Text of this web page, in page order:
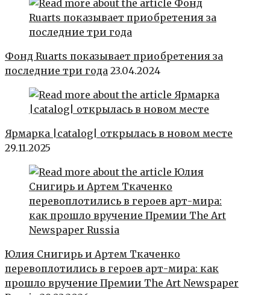
Фонд Ruarts показывает приобретения за
последние три года 23.04.2024
Ярмарка |catalog| открылась в новом месте
29.11.2025
Юлия Снигирь и Артем Ткаченко
перевоплотились в героев арт-мира: как
прошло вручение Премии The Art Newspaper